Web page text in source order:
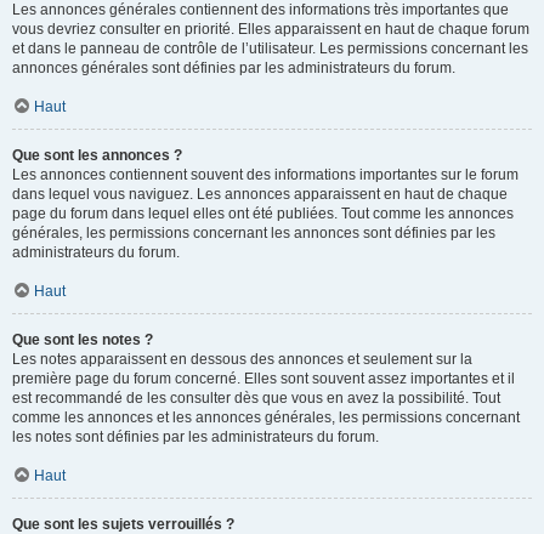
Les annonces générales contiennent des informations très importantes que
vous devriez consulter en priorité. Elles apparaissent en haut de chaque forum
et dans le panneau de contrôle de l’utilisateur. Les permissions concernant les
annonces générales sont définies par les administrateurs du forum.
Haut
Que sont les annonces ?
Les annonces contiennent souvent des informations importantes sur le forum
dans lequel vous naviguez. Les annonces apparaissent en haut de chaque
page du forum dans lequel elles ont été publiées. Tout comme les annonces
générales, les permissions concernant les annonces sont définies par les
administrateurs du forum.
Haut
Que sont les notes ?
Les notes apparaissent en dessous des annonces et seulement sur la
première page du forum concerné. Elles sont souvent assez importantes et il
est recommandé de les consulter dès que vous en avez la possibilité. Tout
comme les annonces et les annonces générales, les permissions concernant
les notes sont définies par les administrateurs du forum.
Haut
Que sont les sujets verrouillés ?